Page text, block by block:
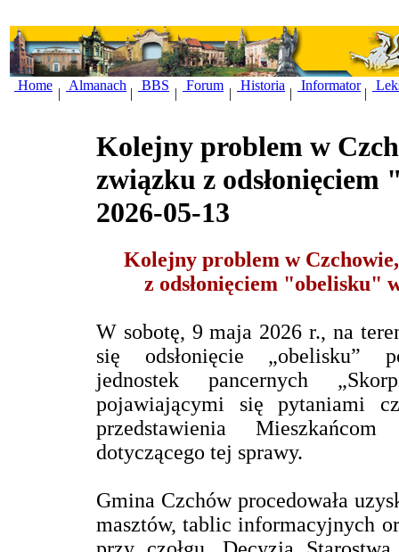
Home
|
Almanach
|
BBS
|
Forum
|
Historia
|
Informator
|
Kolejny problem w
związku z
2026-05-13
Kolejny problem w
z odsłonięciem "obelisku"
W sobotę, 9 maja 2026 r., na
się odsłonięcie „obelisku”
jednostek pancernych
pojawiającymi się pytaniami
przedstawienia
dotyczącego tej sprawy.
Gmina Czchów procedowała
masztów, tablic informacyjnych